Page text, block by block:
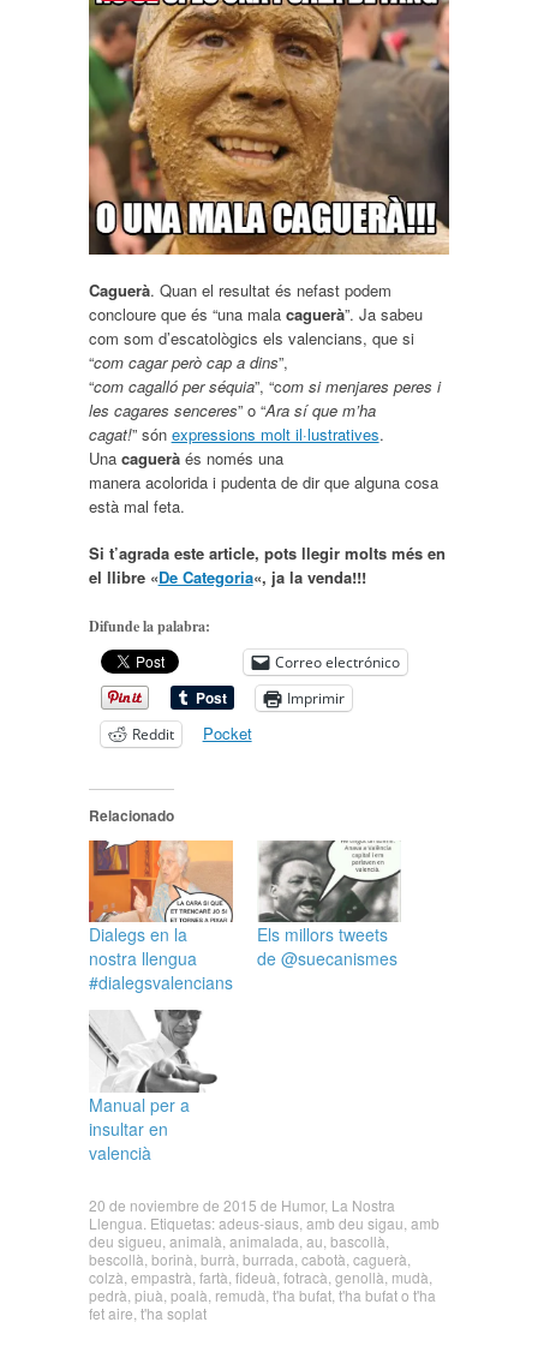
Caguerà. Quan el resultat és nefast podem
concloure que és “una mala caguerà”. Ja sabeu
com som d’escatològics els valencians, que si
“com cagar però cap a dins”,
“com cagalló per séquia”, “com si menjares peres i
les cagares senceres” o “Ara sí que m’ha
cagat!” són expressions molt il·lustratives.
Una caguerà és només una
manera acolorida i pudenta de dir que alguna cosa
està mal feta.
Si t’agrada este article, pots llegir molts més en
el llibre «De Categoria«, ja la venda!!!
Difunde la palabra:
Correo electrónico
Imprimir
Reddit
Pocket
Relacionado
Dialegs en la
nostra llengua
#dialegsvalencians
Els millors tweets
de @suecanismes
Manual per a
insultar en
valencià
20 de noviembre de 2015 de Humor, La Nostra
Llengua . Etiquetas:adeus-siaus, amb deu sigau amb
deu sigueu animalà animalada au bascollà
bescollà borinà burrà burrada cabotà caguerà
colzà empastrà fartà fideuà fotracà genollà mudà
pedrà piuà poalà remudà t'ha bufat, t'ha bufat o t'ha
fet aire t'ha soplat